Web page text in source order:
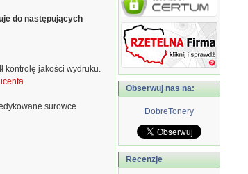
do następujących
kontrolę jakości wydruku.
surowce
Obserwuj nas na:
DobreTonery
Recenzje